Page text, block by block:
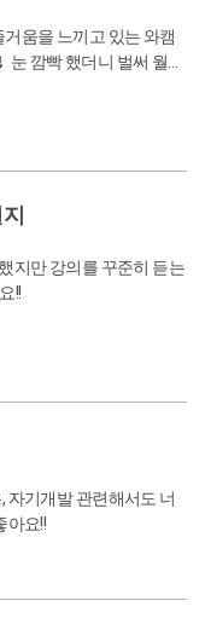
너무 부어버렸다..ㅠ 라는
지만 강의를 꾸준히 듣는
!!
자기개발 관련해서도 너
아요!!